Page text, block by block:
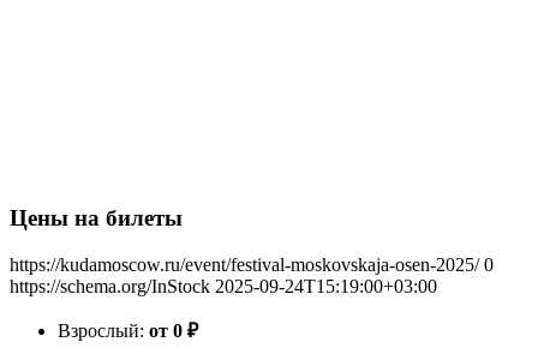
Цены на билеты
https://kudamoscow.ru/event/festival-moskovskaja-osen-2025/ 0
https://schema.org/InStock 2025-09-24T15:19:00+03:00
Взрослый: от 0 ₽